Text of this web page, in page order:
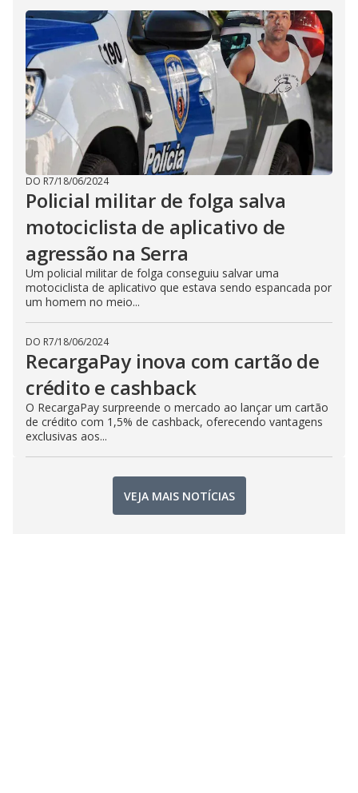
DO R7/18/06/2024
Policial militar de folga salva
motociclista de aplicativo de
agressão na Serra
Um policial militar de folga conseguiu salvar uma
motociclista de aplicativo que estava sendo espancada por
um homem no meio...
DO R7/18/06/2024
RecargaPay inova com cartão de
crédito e cashback
O RecargaPay surpreende o mercado ao lançar um cartão
de crédito com 1,5% de cashback, oferecendo vantagens
exclusivas aos...
VEJA MAIS NOTÍCIAS